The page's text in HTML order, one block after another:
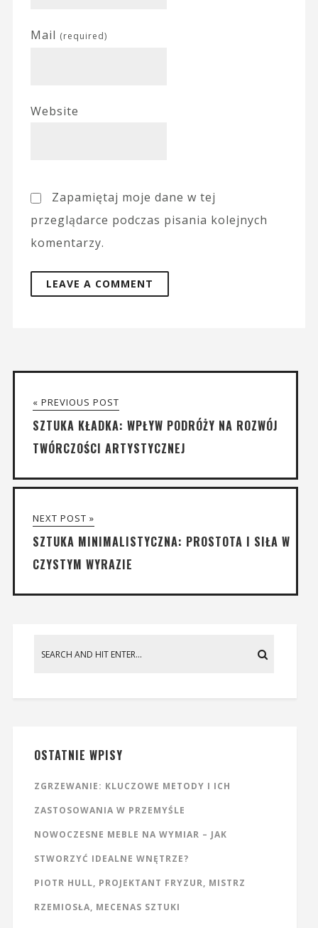
Mail (required)
Website
Zapamiętaj moje dane w tej
przeglądarce podczas pisania kolejnych
komentarzy.
« PREVIOUS POST
SZTUKA KŁADKA: WPŁYW PODRÓŻY NA ROZWÓJ
TWÓRCZOŚCI ARTYSTYCZNEJ
NEXT POST »
SZTUKA MINIMALISTYCZNA: PROSTOTA I SIŁA W
CZYSTYM WYRAZIE
OSTATNIE WPISY
ZGRZEWANIE: KLUCZOWE METODY I ICH
ZASTOSOWANIA W PRZEMYŚLE
NOWOCZESNE MEBLE NA WYMIAR – JAK
STWORZYĆ IDEALNE WNĘTRZE?
PIOTR HULL, PROJEKTANT FRYZUR, MISTRZ
RZEMIOSŁA, MECENAS SZTUKI